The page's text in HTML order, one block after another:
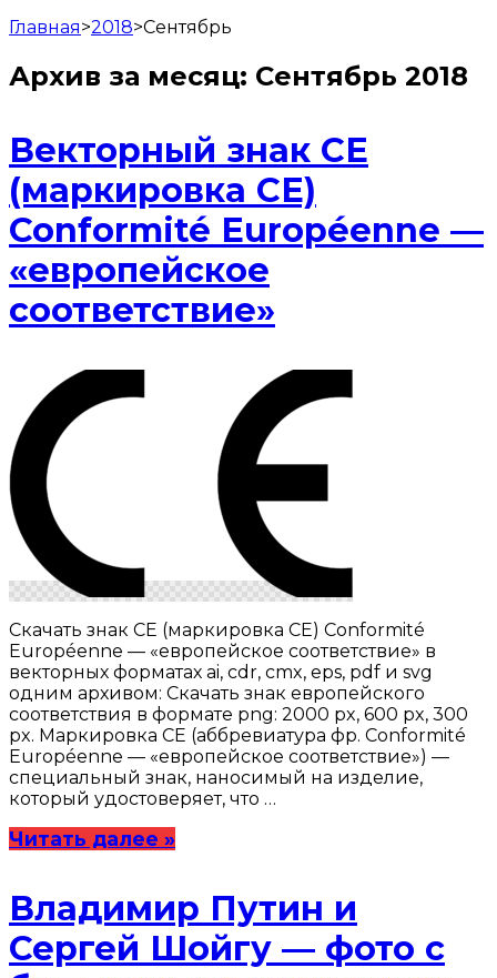
Главная>2018>Сентябрь
Архив за месяц: Сентябрь 2018
Векторный знак CE
(маркировка CE)
Conformité Européenne —
«европейское
соответствие»
Скачать знак CE (маркировка CE) Conformité
Européenne — «европейское соответствие» в
векторных форматах ai, cdr, cmx, eps, pdf и svg
одним архивом: Скачать знак европейского
соответствия в формате png: 2000 px, 600 px, 300
px. Маркировка CE (аббревиатура фр. Conformité
Européenne — «европейское соответствие») —
специальный знак, наносимый на изделие,
который удостоверяет, что …
Читать далее »
Владимир Путин и
Сергей Шойгу — фото с